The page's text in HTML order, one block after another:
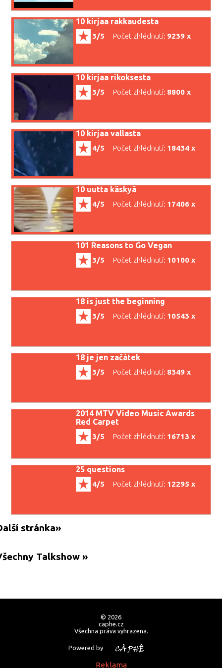
10 kirjaa rakkaudesta
3/5 Počet zhlédnutí: 9239 x
10 kirjaa rikoksesta
3/5 Počet zhlédnutí: 8800 x
10 kirjaa vallasta
4/5 Počet zhlédnutí: 18434 x
10 uutta käskyä
4/5 Počet zhlédnutí: 17406 x
101 Reasons to Go Vegan
3/5 Počet zhlédnutí: 10100 x
18 is just the beginning
3/5 Počet zhlédnutí: 10543 x
18 je jen začátek
3/5 Počet zhlédnutí: 8349 x
2014 MTV Video Music Awards
Red Carpet
3/5 Počet zhlédnutí: 16713 x
25 questions
4/5 Počet zhlédnutí: 12295 x
stránka»
Talkshow »
© 2026
caphe.cz
Všechna práva vyhrazena.
Powered by
Reklama